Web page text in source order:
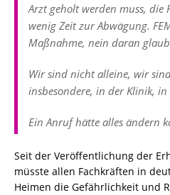
Arzt geholt werden muss, die
wenig Zeit zur Abwägung.
Maßnahme, nein daran
Wir sind nicht alleine, wir
insbesondere, in der Klinik, in
Ein Anruf hätte alles ändern
Seit der Veröffentlichung der
müsste allen Fachkräften in
Heimen die Gefährlichkeit und